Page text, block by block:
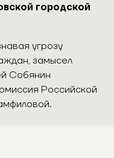
городской
угрозу
замысел
Собянин
Российской